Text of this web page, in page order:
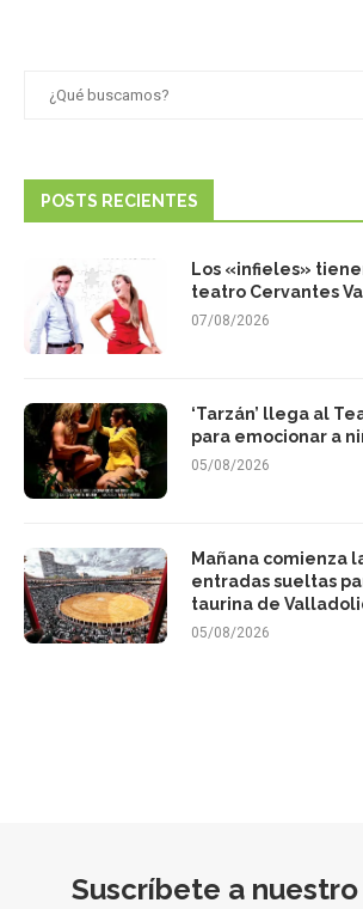
POSTS RECIENTES
Los «infieles»
teatro Cervantes
07/08/2026
‘Tarzán’ llega al
para emocionar a
05/08/2026
Mañana comienza
entradas sueltas
taurina de
05/08/2026
Suscríbete a